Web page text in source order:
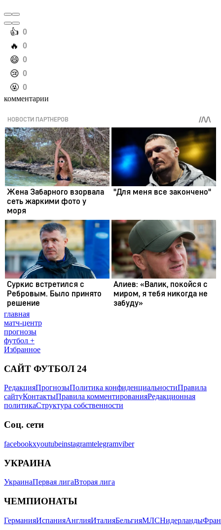
️👍 0
️🔥 0
️😄 0
️😢 0
️🤬 0
комментарии
главная
матч-центр
прогнозы
футбол +
Избранное
САЙТ ФУТБОЛ 24
РедакцияПрогнозыПолитика конфиденциальностиПравила
сайтуКонтактыПравила комментированияРедакционная
политикаСтруктура собственности
Соц. сети
facebookxyoutubeinstagramtelegramviber
УКРАИНА
УкраинаПервая лигаВторая лига
ЧЕМПИОНАТЫ
ГерманияИспанияАнглияИталияБельгияМЛСНидерланды